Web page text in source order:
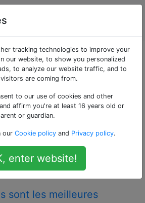
marquées
basics»
concernent toutes les
leurs photographies. Bien que
techniques d'éclairage artificiel
cas * limité * aux questions
sont les meilleures
tracking technologies to improve your
our website, to show you personalized
to analyze our website traffic, and to
are coming from.
to our use of cookies and other
affirm you're at least 16 years old or
or guardian.
our Cookie policy and Privacy policy.
enter website!